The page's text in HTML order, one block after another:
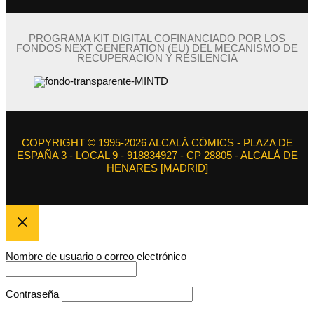
PROGRAMA KIT DIGITAL COFINANCIADO POR LOS
FONDOS NEXT GENERATION (EU) DEL MECANISMO DE
RECUPERACIÓN Y RESILENCIA
COPYRIGHT © 1995-2026 ALCALÁ CÓMICS - PLAZA DE
ESPAÑA 3 - LOCAL 9 - 918834927 - CP 28805 - ALCALÁ DE
HENARES [MADRID]
Nombre de usuario o correo electrónico
Contraseña